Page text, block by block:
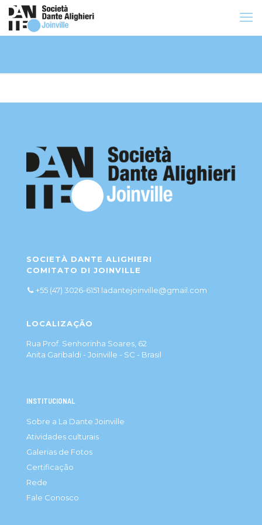
SOCIETÀ DANTE ALIGHIERI
COMITATO DI JOINVILLE
+55 (47) 3026-6151 ladantejoinville@gmail.com
LOCALIZAÇÃO
Rua Prof. Senhorinha Soares, 62
Anita Garibaldi - Joinville - SC - Brasil
INSTITUCIONAL
Sobre a La Dante Joinville
Atividades culturais
Galerias de Fotos
Certificação
Rede
Fale Conosco